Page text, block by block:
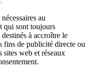
au
qui sont toujours
à accroître le
fins de publicité directe ou
web et réseaux